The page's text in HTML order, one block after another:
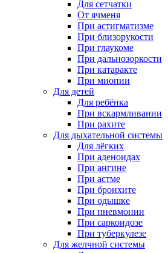
Для сетчатки
От ячменя
При астигматизме
При близорукости
При глаукоме
При дальнозоркости
При катаракте
При миопии
Для детей
Для ребёнка
При вскармливании
При рахите
Для дыхательной системы
Для лёгких
При аденоидах
При ангине
При астме
При бронхите
При одышке
При пневмонии
При саркоидозе
При туберкулезе
Для желчной системы